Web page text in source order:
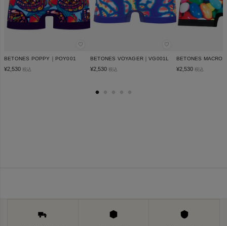
♡
BETONES POPPY｜POY001
¥2,530 税込
♡
BETONES VOYAGER｜VG001L
¥2,530 税込
BETONES MACRO
¥2,530 税込